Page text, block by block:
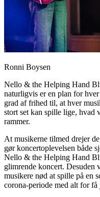
Ronni Boysen
Nello & the Helping Hand
naturligvis er en plan for
grad af frihed til, at hver
stort set kan spille lige, hvad
rammer.
At musikerne tilmed drejer
gør koncertoplevelsen både
Nello & the Helping Hand
glimrende koncert. Desuden
musikere nød at spille på en
corona-periode med alt for få